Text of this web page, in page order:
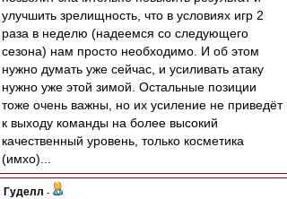
улучшить зрелищность, что в условиях игр 2
раза в неделю (надеемся со следующего
сезона) нам просто необходимо. И об этом
нужно думать уже сейчас, и усиливать атаку
нужно уже этой зимой. Остальные позиции
тоже очень важны, но их усиление не приведёт
к выходу команды на более высокий
качественный уровень, только косметика
(имхо)...
Гуделл -